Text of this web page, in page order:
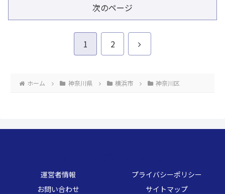
次のページ
1 2
次
ホーム 神奈川県 横浜市 神奈川区
運営者情報
プライバシーポリシー
お問い合わせ
サイトマップ